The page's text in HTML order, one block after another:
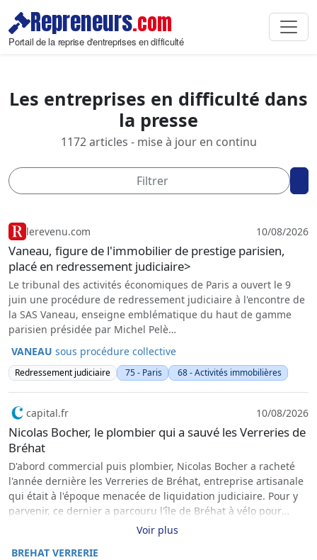
Repreneurs.com
Portail de la reprise d'entreprises en difficulté
Les entreprises en difficulté dans
la presse
1172articles - mise à jour en continu
Filtrer
lerevenu.com 10/08/2026
Vaneau, figure de l'immobilier de prestige parisien,
placé en redressement judiciaire>
Le tribunal des activités économiques de Paris a ouvert le 9
juin une procédure de redressement judiciaire à l'encontre de
la SAS Vaneau, enseigne emblématique du haut de gamme
parisien présidée par Michel Pelè…
VANEAU sous procédure collective
Redressement judiciaire 75 - Paris 68 - Activités immobilières
capital.fr 10/08/2026
Nicolas Bocher, le plombier qui a sauvé les Verreries de
Bréhat
D'abord commercial puis plombier, Nicolas Bocher a racheté
l'année dernière les Verreries de Bréhat, entreprise artisanale
qui était à l'époque menacée de liquidation judiciaire. Pour y
parvenir, ce dernier a parcouru l'île de Bréhat à vélo pour
trouver des personnes prêtes à le rejoindre financièrement
dans ce projet. Aujourd'hui, le pari semble réussi.
Voir plus
BREHAT VERRERIE